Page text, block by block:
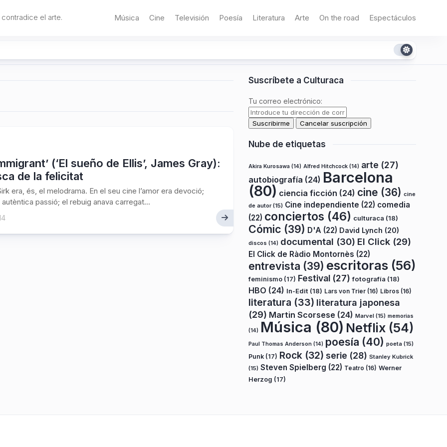
el arte. Música Cine Televisión Poesía Literatura Arte On the road Espectáculos
(‘El sueño de Ellis’, James Gray):
de la felicitat
era, és, el melodrama. En el seu cine l’amor era devoció;
autèntica passió; el rebuig anava carregat...
Suscríbete a Culturaca
Tu correo electrónico:
Nube de etiquetas
Akira Kurosawa (14) Alfred Hitchcock (14) arte (27)
autobiografía (24) Barcelona
(80) ciencia ficción (24) cine (36) cine
de autor(15) Cine independiente (22) comedia
(22) conciertos (46) culturaca (18)
Cómic (39) D'A (22) David Lynch (20)
discos (14) documental (30) El Click (29)
El Click de Ràdio Montornès (22)
entrevista (39) escritoras (56)
feminismo (17) Festival (27) fotografía (18)
HBO (24) In-Edit (18) Lars von Trier (16) Libros (16)
literatura (33) literatura japonesa
(29) Martin Scorsese (24) Marvel (15) memorias
(14) Música (80) Netflix (54)
Paul Thomas Anderson (14) poesía (40) poeta (15)
Punk (17) Rock (32) serie (28) Stanley Kubrick
(15) Steven Spielberg (22) Teatro (16) Werner
Herzog (17)